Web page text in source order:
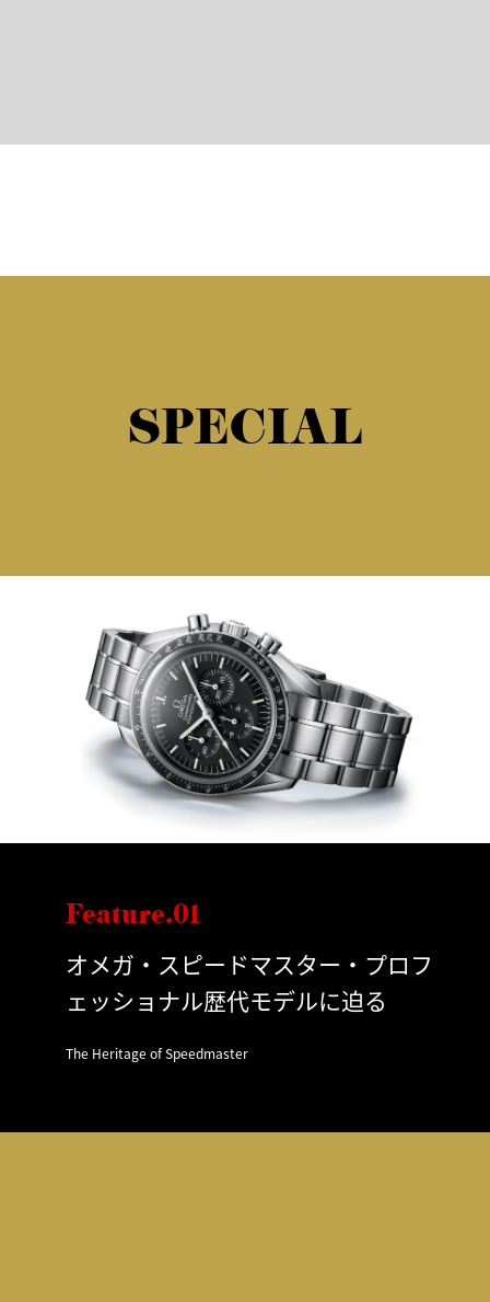
SPECIAL
Feature.01
オメガ・スピードマスター・プロフ
ェッショナル歴代モデルに迫る
The Heritage of Speedmaster